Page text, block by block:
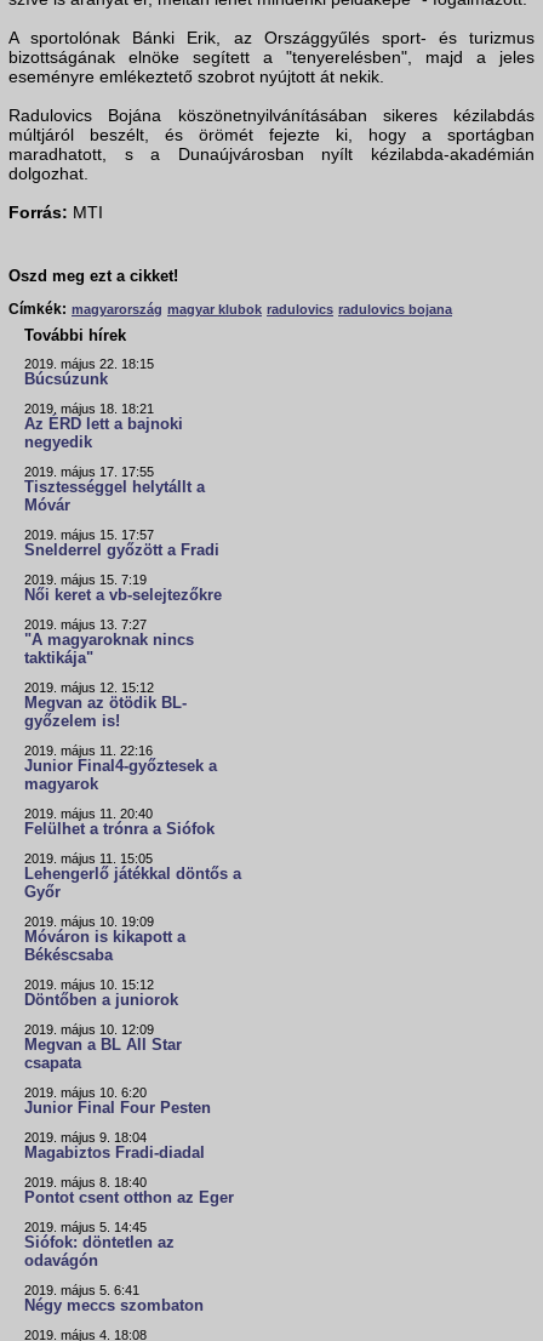
A sportolónak Bánki Erik, az Országgyűlés sport- és turizmus
bizottságának elnöke segített a "tenyerelésben", majd a jeles
eseményre emlékeztető szobrot nyújtott át nekik.
Radulovics Bojána köszönetnyilvánításában sikeres kézilabdás
múltjáról beszélt, és örömét fejezte ki, hogy a sportágban
maradhatott, s a Dunaújvárosban nyílt kézilabda-akadémián
dolgozhat.
Forrás: MTI
Oszd meg ezt a cikket!
Címkék: magyarország magyar klubok radulovics radulovics bojana
További hírek
2019. május 22. 18:15
Búcsúzunk
2019. május 18. 18:21
Az ÉRD lett a bajnoki
negyedik
2019. május 17. 17:55
Tisztességgel helytállt a
Móvár
2019. május 15. 17:57
Snelderrel győzött a Fradi
2019. május 15. 7:19
Női keret a vb-selejtezőkre
2019. május 13. 7:27
"A magyaroknak nincs
taktikája"
2019. május 12. 15:12
Megvan az ötödik BL-
győzelem is!
2019. május 11. 22:16
Junior Final4-győztesek a
magyarok
2019. május 11. 20:40
Felülhet a trónra a Siófok
2019. május 11. 15:05
Lehengerlő játékkal döntős a
Győr
2019. május 10. 19:09
Móváron is kikapott a
Békéscsaba
2019. május 10. 15:12
Döntőben a juniorok
2019. május 10. 12:09
Megvan a BL All Star
csapata
2019. május 10. 6:20
Junior Final Four Pesten
2019. május 9. 18:04
Magabiztos Fradi-diadal
2019. május 8. 18:40
Pontot csent otthon az Eger
2019. május 5. 14:45
Siófok: döntetlen az
odavágón
2019. május 5. 6:41
Négy meccs szombaton
2019. május 4. 18:08